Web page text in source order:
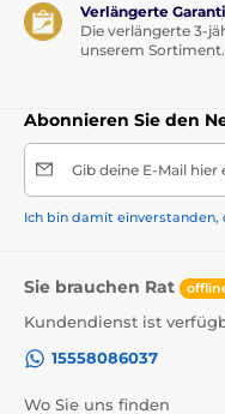
Verlängerte
Die verlängerte 3-
unserem Sortiment.
Abonnieren Sie den
Gib deine E-Mail hier
Ich bin damit
Sie brauchen Rat
Kundendienst ist
15558086037
Wo Sie uns finden